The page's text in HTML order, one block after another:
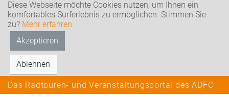
Diese Webseite möchte Cookies nutzen, um Ihnen ein
komfortables Surferlebnis zu ermöglichen. Stimmen Sie
zu? Mehr erfahren
Akzeptieren
Ablehnen
Das Radtouren- und Veranstaltungsportal des ADFC